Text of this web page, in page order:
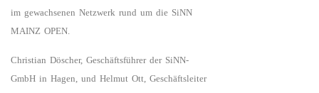
im gewachsenen Netzwerk rund um die SiNN
MAINZ OPEN.
Christian Döscher, Geschäftsführer der SiNN-
GmbH in Hagen, und Helmut Ott, Geschäftsleiter